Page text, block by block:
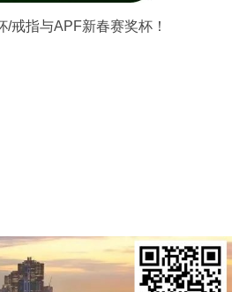
戒指与APF新春赛奖杯！